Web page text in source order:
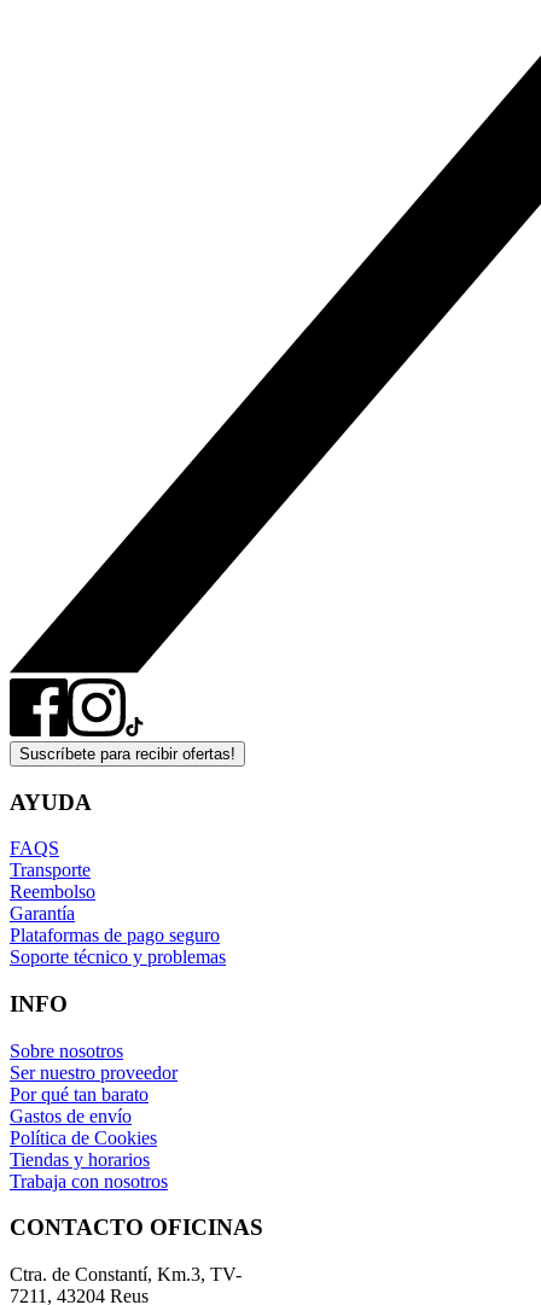
Suscríbete para recibir ofertas!
AYUDA
FAQS
Transporte
Reembolso
Garantía
Plataformas de pago seguro
Soporte técnico y problemas
INFO
Sobre nosotros
Ser nuestro proveedor
Por qué tan barato
Gastos de envío
Política de Cookies
Tiendas y horarios
Trabaja con nosotros
CONTACTO OFICINAS
Ctra. de Constantí, Km.3, TV-
7211, 43204 Reus